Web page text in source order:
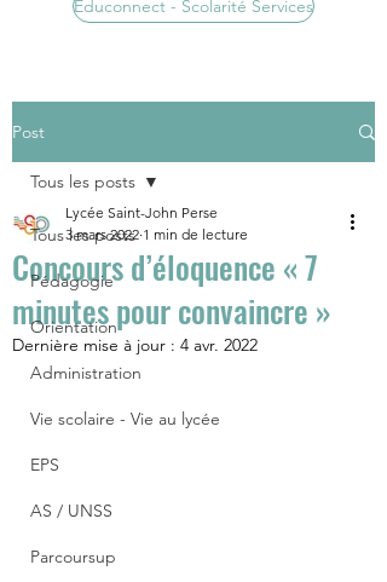
Educonnect - Scolarité Services
Post
Tous les posts
Pédagogie
Orientation
Administration
Vie scolaire - Vie au lycée
EPS
AS / UNSS
Parcoursup
Tous les posts
Concours d’éloquence « 7
minutes pour convaincre »
Lycée Saint-John Perse
3 mars 2022 1 min de lecture
Dernière mise à jour : 4 avr. 2022